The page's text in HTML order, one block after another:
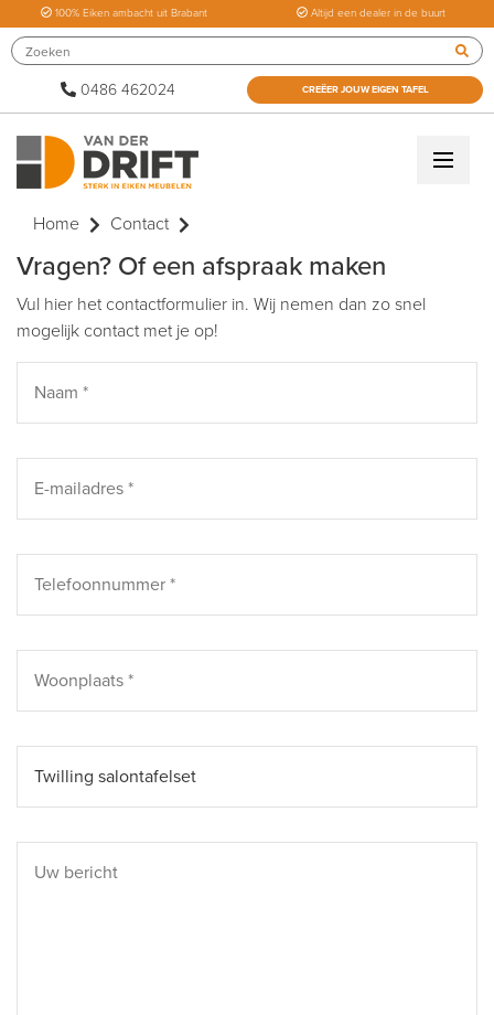
100% Eiken ambacht uit Brabant Altijd een dealer in de buurt
0486 462024 CREËER JOUW EIGEN TAFEL
Home Contact
Vragen? Of een afspraak maken
Vul hier het contactformulier in. Wij nemen dan zo snel
mogelijk contact met je op!